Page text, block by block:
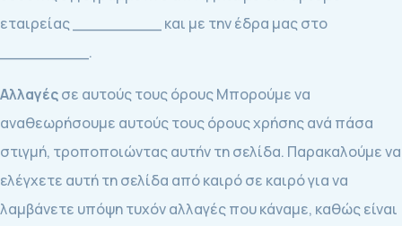
εταιρείας _________ και με την έδρα μας στο
_________.
Αλλαγέςσε αυτούς τους όρους Μπορούμε να
αναθεωρήσουμε αυτούς τους όρους χρήσης ανά πάσα
στιγμή, τροποποιώντας αυτήν τη σελίδα. Παρακαλούμε να
ελέγχετε αυτή τη σελίδα από καιρό σε καιρό για να
λαμβάνετε υπόψη τυχόν αλλαγές που κάναμε, καθώς είναι